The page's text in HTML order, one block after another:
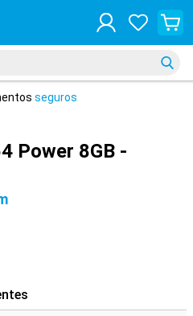
seguros
Power 8GB -